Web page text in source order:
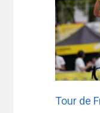
Tour de